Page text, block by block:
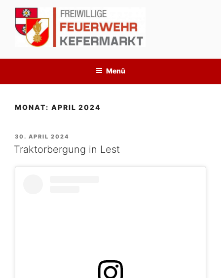
Inhalt
springen
Menü
MONAT: APRIL 2024
VERÖFFENTLICHT
AM
30. APRIL 2024
Traktorbergung in Lest